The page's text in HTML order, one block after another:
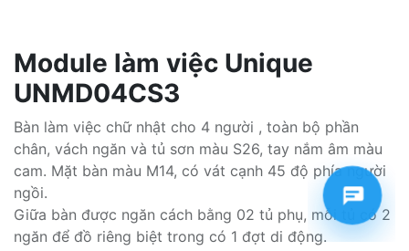
Module làm việc Unique
UNMD04CS3
Bàn làm việc chữ nhật cho 4 người , toàn bộ phần
chân, vách ngăn và tủ sơn màu S26, tay nắm âm màu
cam. Mặt bàn màu M14, có vát cạnh 45 độ phía người
ngồi.
Giữa bàn được ngăn cách bằng 02 tủ phụ, mỗi tủ có 2
ngăn để đồ riêng biệt trong có 1 đợt di động.